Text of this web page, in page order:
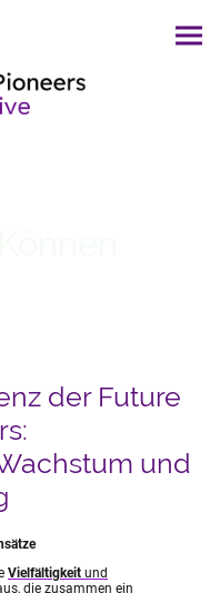
der Future
und
Vielfältigkeit und
die zusammen ein